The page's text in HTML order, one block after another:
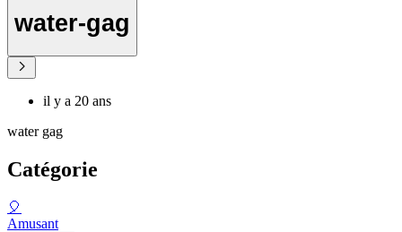
water-gag
il y a 20 ans
water gag
Catégorie
🎈
Amusant